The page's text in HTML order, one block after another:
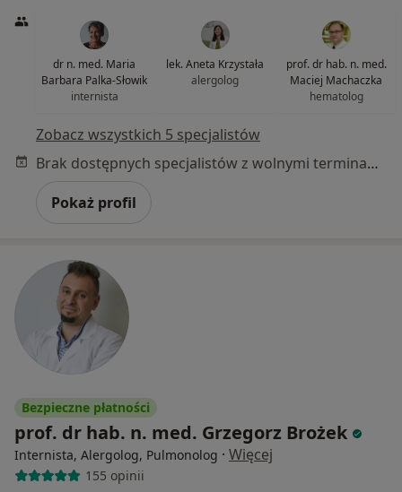
dr n. med. Maria
Barbara Palka-Słowik
internista
lek. Aneta Krzystała
alergolog
prof. dr hab. n. med.
Maciej Machaczka
hematolog
Zobacz wszystkich 5 specjalistów
Brak dostępnych specjalistów z wolnymi terminami w tym centrum medycznym.
Pokaż profil
Bezpieczne płatności
prof. dr hab. n. med. Grzegorz Brożek
Internista, Alergolog, Pulmonolog · Więcej
155 opinii